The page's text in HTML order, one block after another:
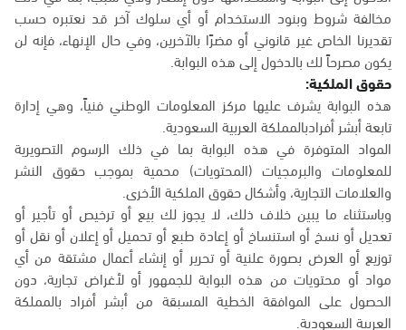
مخالفة شروط وبنود الاستخدام أو أي سلوك آخر قد نعتبره حسب
تقديرنا الخاص غير قانوني أو مضرًا بالآخرين، وفي حال الإنهاء، فإنه لن
يكون مصرحاً لك بالدخول إلى هذه البوابة.
حقوق الملكية:
هذه البوابة يشرف عليها مركز المعلومات الوطني فنياً، وهي إدارة
تابعة أبشر أفرادبالمملكة العربية السعودية.
المواد المتوفرة في هذه البوابة بما في ذلك الرسوم التصويرية
للمعلومات والبرمجيات (المحتويات) محمية بموجب حقوق النشر
والعلامات التجارية، وأشكال حقوق الملكية الأخرى.
وباستثناء ما يبين خلاف ذلك، لا يجوز لك بيع أو ترخيص أو تأجير أو
تعديل أو نسخ أو استنساخ أو إعادة طبع أو تحميل أو إعلان أو نقل أو
توزيع أو العرض بصورة علنية أو تحرير أو إنشاء أعمال مشتقة من أي
مواد أو محتويات من هذه البوابة للجمهور أو لأغراض تجارية، دون
الحصول على الموافقة الخطية المسبقة من أبشر أفراد بالمملكة
العربية السعودية.